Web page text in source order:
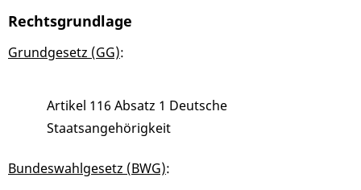
Rechtsgrundlage
Grundgesetz (GG):
Artikel 116 Absatz 1 Deutsche
Staatsangehörigkeit
Bundeswahlgesetz (BWG):